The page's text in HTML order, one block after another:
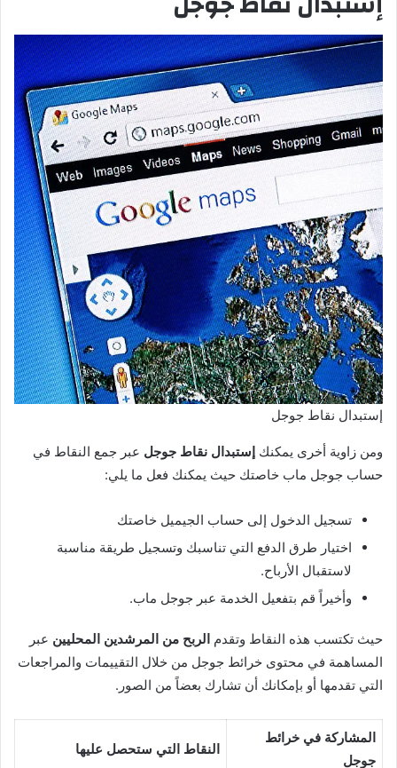
إستبدال نقاط جوجل
ومن زاوية أخرى يمكنك إستبدال نقاط جوجل عبر جمع النقاط في
حساب جوجل ماب خاصتك حيث يمكنك فعل ما يلي:
تسجيل الدخول إلى حساب الجيميل خاصتك
اختيار طرق الدفع التي تناسبك وتسجيل طريقة مناسبة
لاستقبال الأرباح.
وأخيراً قم بتفعيل الخدمة عبر جوجل ماب.
حيث تكتسب هذه النقاط وتقدم الربح من المرشدين المحليين عبر
المساهمة في محتوى خرائط جوجل من خلال التقييمات والمراجعات
التي تقدمها أو بإمكانك أن تشارك بعضاً من الصور.
المشاركة في خرائط
جوجل
النقاط التي ستحصل عليها